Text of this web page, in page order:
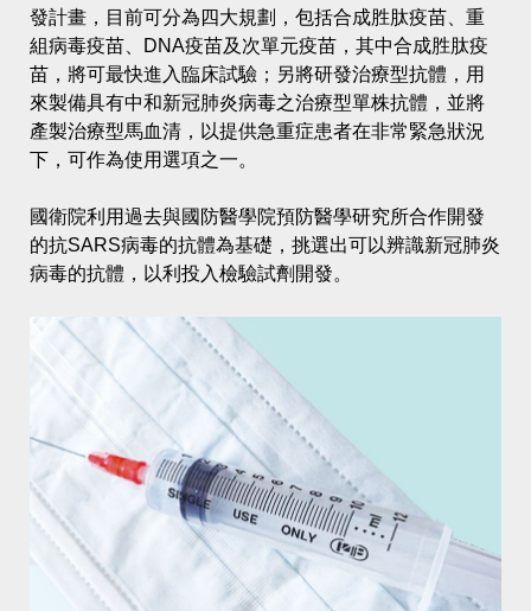
發計畫，目前可分為四大規劃，包括合成胜肽疫苗、重
組病毒疫苗、DNA疫苗及次單元疫苗，其中合成胜肽疫
苗，將可最快進入臨床試驗；另將研發治療型抗體，用
來製備具有中和新冠肺炎病毒之治療型單株抗體，並將
產製治療型馬血清，以提供急重症患者在非常緊急狀況
下，可作為使用選項之一。
國衛院利用過去與國防醫學院預防醫學研究所合作開發
的抗SARS病毒的抗體為基礎，挑選出可以辨識新冠肺炎
病毒的抗體，以利投入檢驗試劑開發。